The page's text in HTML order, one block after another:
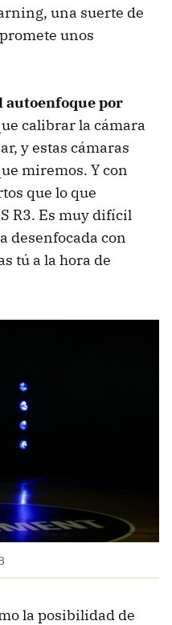
una suerte de
unos
autoenfoque por
calibrar la cámara
y estas cámaras
miremos. Y con
que lo que
R3. Es muy difícil
desenfocada con
tú a la hora de
la posibilidad de